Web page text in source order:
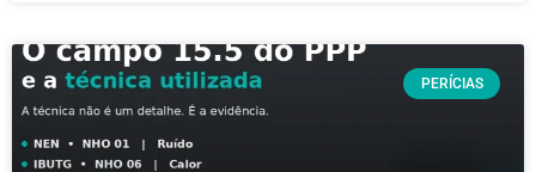
PERÍCIAS